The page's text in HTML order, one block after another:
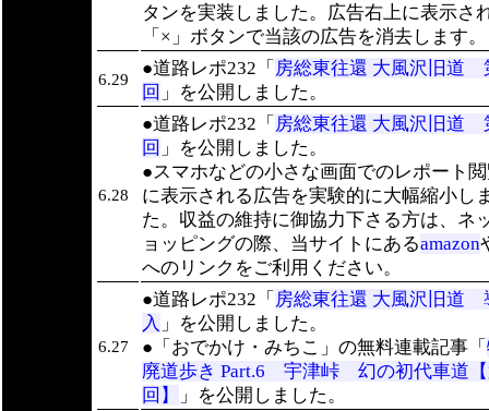
タンを実装しました。広告右上に表示さ
「×」ボタンで当該の広告を消去します。
6.29
●道路レポ232「 房総東往還 大風沢旧道
回 」を公開しました。
6.28
●道路レポ232「 房総東往還 大風沢旧道
回 」を公開しました。
●スマホなどの小さな画面でのレポート
に表示される広告を実験的に大幅縮小し
た。収益の維持に御協力下さる方は、ネ
ョッピングの際、当サイトにあるamazon
へのリンクをご利用ください。
6.27
●道路レポ232「 房総東往還 大風沢旧道
入 」を公開しました。
●「おでかけ・みちこ」の無料連載記事「
廃道歩き Part.6 宇津峠 幻の初代車道
回】
」を公開しました。